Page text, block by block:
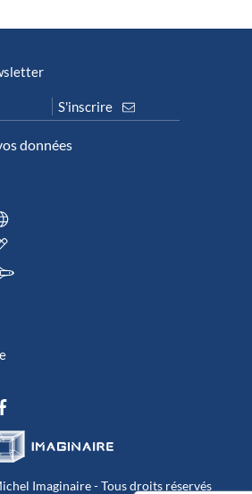
données
Imaginaire - Tous droits réservés